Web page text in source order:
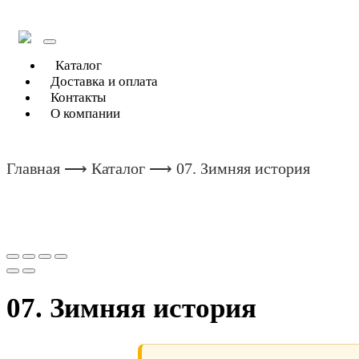
Toggle
navigation
Каталог
Доставка и оплата
Контакты
О компании
Главная ⟶ Каталог ⟶ 07. Зимняя история
07. Зимняя история